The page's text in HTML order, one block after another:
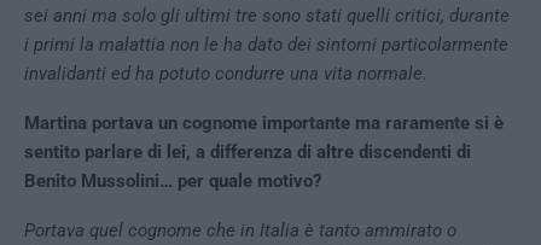
sei anni ma solo gli ultimi tre sono stati quelli critici, durante
i primi la malattia non le ha dato dei sintomi particolarmente
invalidanti ed ha potuto condurre una vita normale.
Martina portava un cognome importante ma raramente si è
sentito parlare di lei, a differenza di altre discendenti di
Benito Mussolini… per quale motivo?
Portava quel cognome che in Italia è tanto ammirato o